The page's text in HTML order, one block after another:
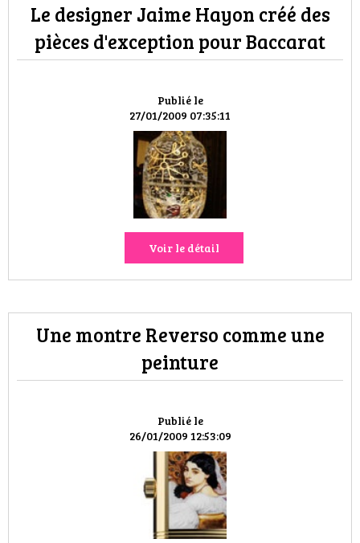
Publié le
27/01/2009 07:35:11
Le designer Jaime Hayon créé des
pièces d'exception pour Baccarat
Voir le détail
Publié le
26/01/2009 12:53:09
Une montre Reverso comme une
peinture